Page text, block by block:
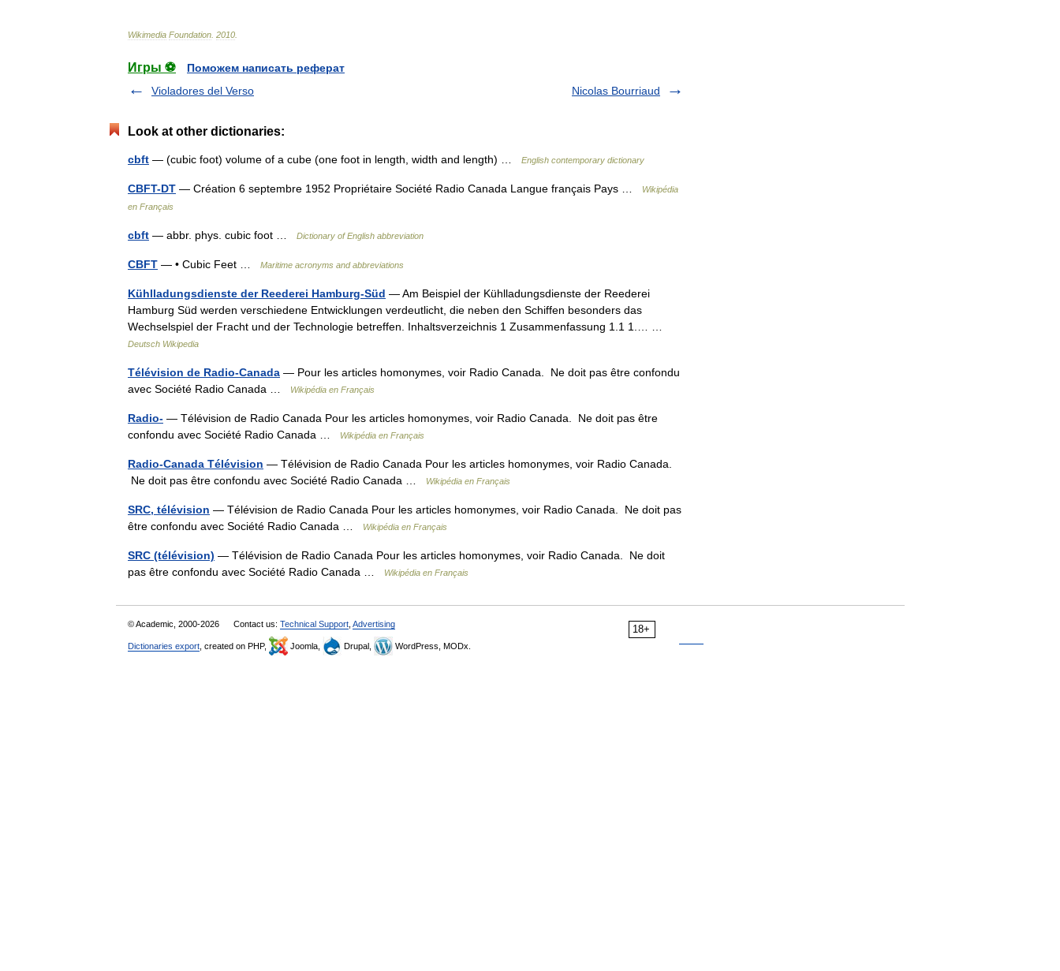
Wikimedia Foundation 2010
Игры ⚽
Поможем написать реферат
Violadores del Verso
Nicolas Bourriaud
Look at other dictionaries:
cbft — (cubic foot) volume of a cube (one foot in length, width and length) … English contemporary dictionary
CBFT-DT — Création 6 septembre 1952 Propriétaire Société Radio Canada Langue français Pays …
Wikipédia
en Français
cbft — abbr. phys. cubic foot … Dictionary of English abbreviation
CBFT — • Cubic Feet … Maritime acronyms and abbreviations
Kühlladungsdienste der Reederei Hamburg-Süd — Am Beispiel der Kühlladungsdienste der Reederei
Hamburg Süd werden verschiedene Entwicklungen verdeutlicht, die neben den Schiffen besonders das
Wechselspiel der Fracht und der Technologie betreffen. Inhaltsverzeichnis 1 Zusammenfassung 1.1 1.… …
Deutsch Wikipedia
Télévision de Radio-Canada — Pour les articles homonymes, voir Radio Canada. Ne doit pas être confondu
avec Société Radio Canada …
Wikipédia en Français
Radio- — Télévision de Radio Canada Pour les articles homonymes, voir Radio Canada. Ne doit pas être
confondu avec Société Radio Canada …
Wikipédia en Français
Radio-Canada Télévision — Télévision de Radio Canada Pour les articles homonymes, voir Radio Canada.
Ne doit pas être confondu avec Société Radio Canada …
Wikipédia en Français
SRC, télévision — Télévision de Radio Canada Pour les articles homonymes, voir Radio Canada. Ne doit pas
être confondu avec Société Radio Canada …
Wikipédia en Français
SRC (télévision) — Télévision de Radio Canada Pour les articles homonymes, voir Radio Canada. Ne doit
pas être confondu avec Société Radio Canada …
Wikipédia en Français
18+
© Academic, 2000-2026 Contact us: Technical Support Advertising
Dictionaries export , created on PHP, Joomla, Drupal, WordPress, MODx.